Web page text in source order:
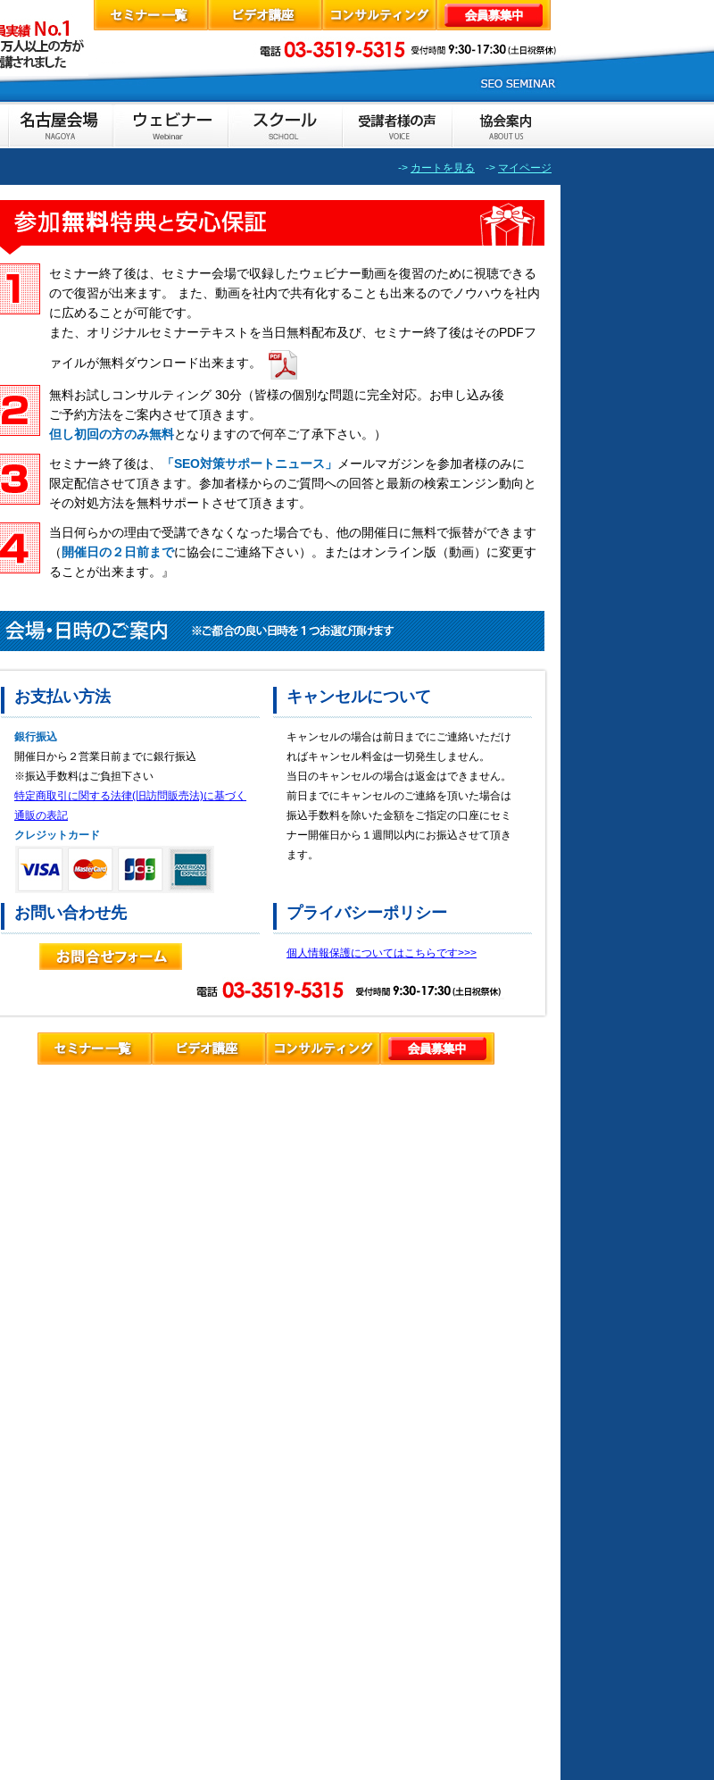
-> カートを見る -> マイページ
セミナー終了後は、セミナー会場で収録したウェビナー動画を復習のために視聴できる
ので復習が出来ます。 また、動画を社内で共有化することも出来るのでノウハウを社内
に広めることが可能です。
また、オリジナルセミナーテキストを当日無料配布及び、セミナー終了後はそのPDFフ
ァイルが無料ダウンロード出来ます。
無料お試しコンサルティング 30分（皆様の個別な問題に完全対応。お申し込み後
ご予約方法をご案内させて頂きます。
但し初回の方のみ無料となりますので何卒ご了承下さい。）
セミナー終了後は、 「SEO対策サポートニュース」
メールマガジンを参加者様のみに
限定配信させて頂きます。参加者様からのご質問への回答と最新の検索エンジン動向と
その対処方法を無料サポートさせて頂きます。
当日何らかの理由で受講できなくなった場合でも、他の開催日に無料で振替ができます
（ 開催日の２日前までに協会にご連絡下さい）。またはオンライン版（動画）に変更す
ることが出来ます。』
お支払い方法
銀行振込
開催日から２営業日前までに銀行振込
※振込手数料はご負担下さい
特定商取引に関する法律(旧訪問販売法)に基づく
通販の表記
クレジットカード
キャンセルについて
キャンセルの場合は前日までにご連絡いただけ
ればキャンセル料金は一切発生しません。
当日のキャンセルの場合は返金はできません。
前日までにキャンセルのご連絡を頂いた場合は
振込手数料を除いた金額をご指定の口座にセミ
ナー開催日から１週間以内にお振込させて頂き
ます。
お問い合わせ先 プライバシーポリシー
個人情報保護についてはこちらです>>>